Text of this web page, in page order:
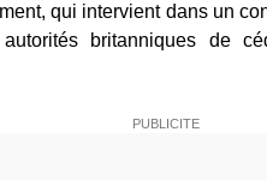
qui intervient dans un
britanniques de